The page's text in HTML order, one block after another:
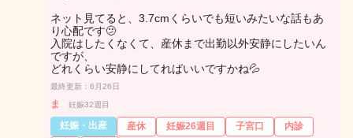
ネット見てると、3.7cmくらいでも短いみたいな話もあ
り心配です🫤
入院はしたくなくて、産休まで出勤以外安静にしたいん
ですが、
どれくらい安静にしてればいいですかね💦
最終更新：6月26日
ま 妊娠32週目
妊娠・出産 産休 妊娠26週目 子宮口
内診